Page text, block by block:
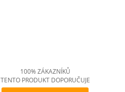
100% ZÁKAZNÍKŮ
TENTO PRODUKT DOPORUČUJE